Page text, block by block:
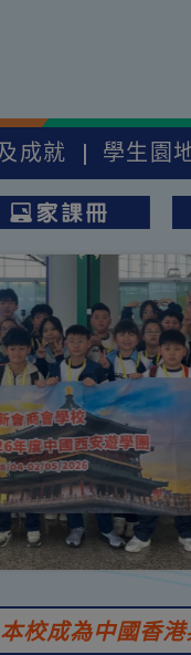
成就 學生園
中國香港乒乓